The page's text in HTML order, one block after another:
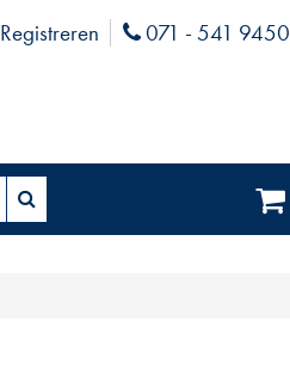
Registreren Phone
071 - 541 9450